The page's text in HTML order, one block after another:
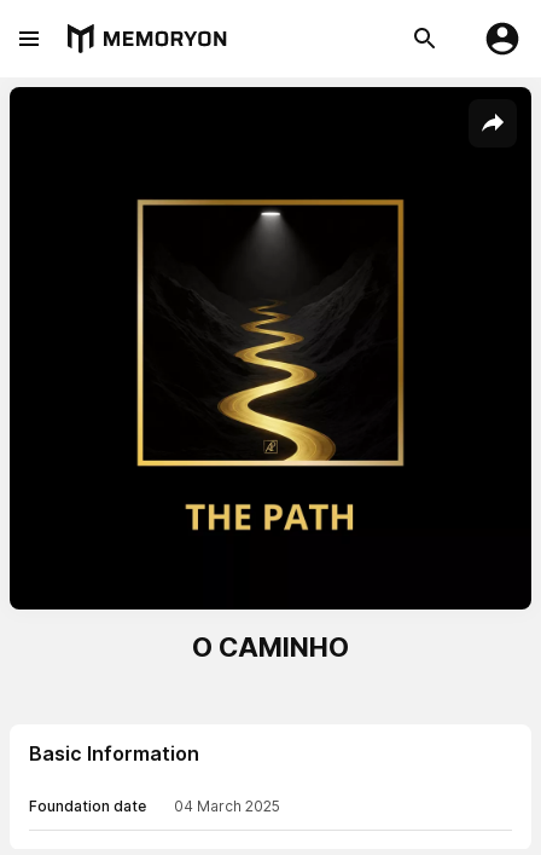
O CAMINHO
Basic Information
Foundation date 04 March 2025